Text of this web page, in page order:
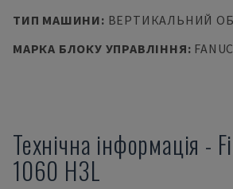
ТИП МАШИНИ: ВЕРТИКАЛЬНИЙ
МАРКА БЛОКУ УПРАВЛІННЯ: FANUC
Технічна інформація -
1060 H3L